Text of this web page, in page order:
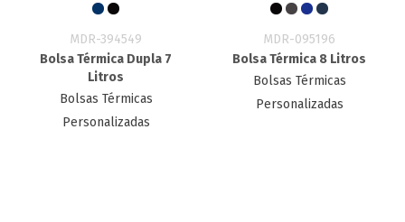
MDR-394549
Bolsa Térmica Dupla 7
Litros
Bolsas Térmicas
Personalizadas
MDR-095196
Bolsa Térmica 8 Litros
Bolsas Térmicas
Personalizadas